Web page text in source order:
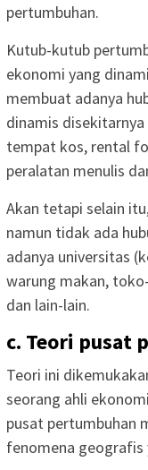
pertumbuhan.
Kutub-kutub
ekonomi yang
membuat adanya
dinamis
tempat kos, rental
peralatan menulis
Akan tetapi selain
namun tidak ada
adanya universitas
warung makan,
dan lain-lain.
c. Teori pusat
Teori ini
seorang ahli
pusat pertumbuhan
fenomena geografis